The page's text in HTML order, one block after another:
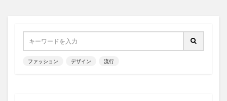
ファッション デザイン 流行